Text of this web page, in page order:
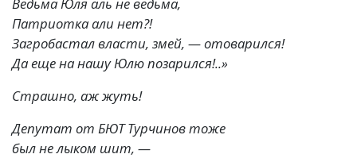
Патриотка али нет?!
Загробастал власти, змей, — отоварился!
Да еще на нашу Юлю позарился!..»
Страшно, аж жуть!
Депутат от БЮТ Турчинов тоже
был не лыком шит, —